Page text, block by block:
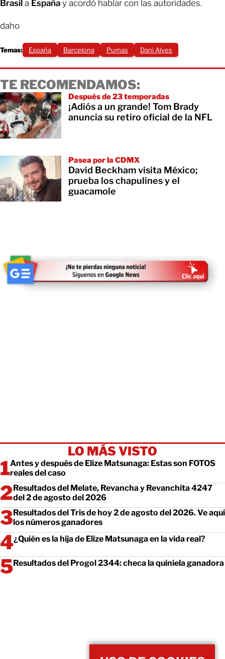
Brasil a España y acordó hablar con las autoridades.
daho
Temas: España Barcelona Pumas Dani Alves
TE RECOMENDAMOS:
Después de 23 temporadas
¡Adiós a un grande! Tom Brady
anuncia su retiro oficial de la NFL
Pasea por la CDMX
David Beckham visita México;
prueba los chapulines y el
guacamole
LO MÁS VISTO
Antes y después de Elize Matsunaga: Estas son FOTOS
reales del caso
Resultados del Melate, Revancha y Revanchita 4247
del 2 de agosto del 2026
Resultados del Tris de hoy 2 de agosto del 2026. Ve aquí
los números ganadores
¿Quién es la hija de Elize Matsunaga en la vida real?
Resultados del Progol 2344: checa la quiniela ganadora